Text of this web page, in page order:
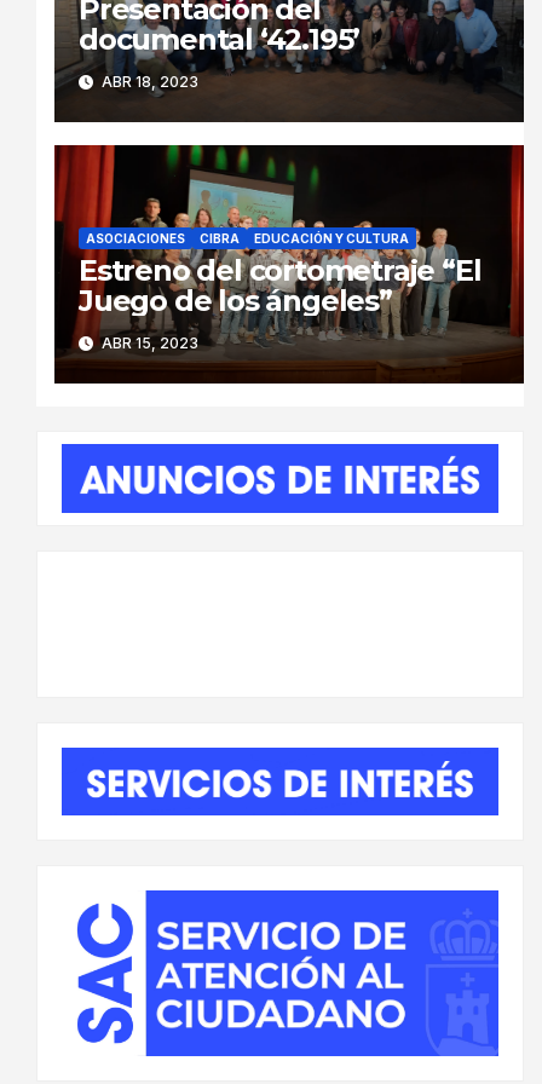
Presentación del
documental ‘42.195’
ABR 18, 2023
ASOCIACIONES CIBRA EDUCACIÓN Y CULTURA
Estreno del cortometraje “El
Juego de los ángeles”
ABR 15, 2023